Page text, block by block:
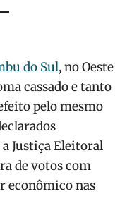
do Sul, no Oeste
cassado e tanto
pelo mesmo
Justiça Eleitoral
de votos com
econômico nas